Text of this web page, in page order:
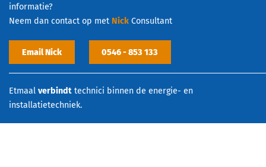
informatie?
Neem dan contact op met Nick Consultant
Email Nick 0546 - 853 133
Etmaal verbindt technici binnen de energie- en
installatietechniek.